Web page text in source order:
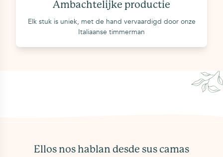
Ambachtelijke productie
Elk stuk is uniek, met de hand vervaardigd door onze
Italiaanse timmerman
Ellos nos hablan desde sus camas